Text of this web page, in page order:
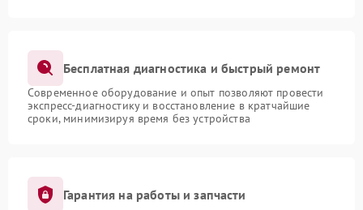
Бесплатная диагностика и быстрый ремонт
Современное оборудование и опыт позволяют провести
экспресс-диагностику и восстановление в кратчайшие
сроки, минимизируя время без устройства
Гарантия на работы и запчасти